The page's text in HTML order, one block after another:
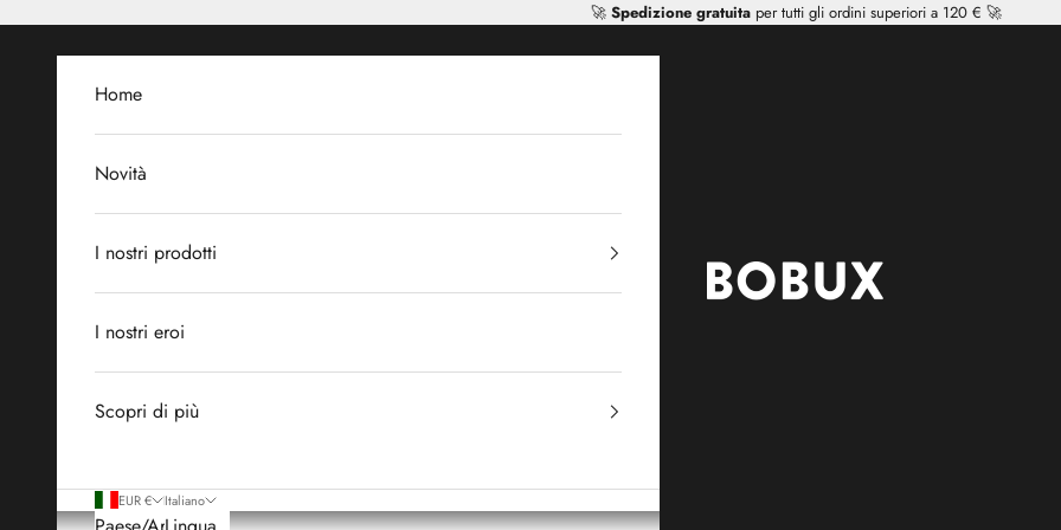
🚀 Spedizione gratuitaper tutti gli ordini superiori a 120 € 🚀
Mr Tiggle - Distributor
Home
Novità
I nostri prodotti
I nostri eroi
Scopri di più
EUR € Italiano